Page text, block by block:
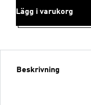
Lägg i varukorg
Beskrivning